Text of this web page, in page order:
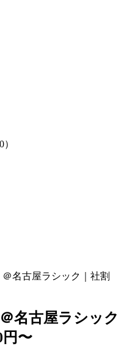
名古屋ラシック｜社割
名古屋ラシック
円〜